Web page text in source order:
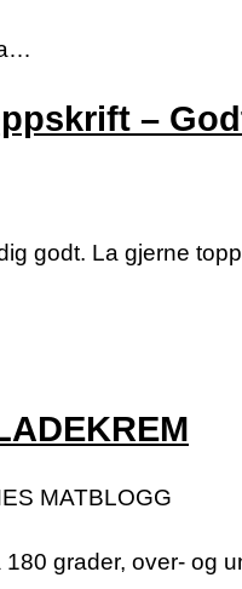
–
godt. La gjerne
MATBLOGG
grader, over- og